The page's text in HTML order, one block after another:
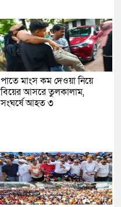
পাতে মাংস কম দেওয়া নিয়ে
বিয়ের আসরে তুলকালাম,
সংঘর্ষে আহত ৩